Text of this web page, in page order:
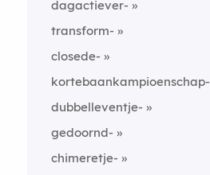
dagactiever-
transform-
closede-
kortebaankampioenschap-
dubbelleventje-
gedoornd-
chimeretje-